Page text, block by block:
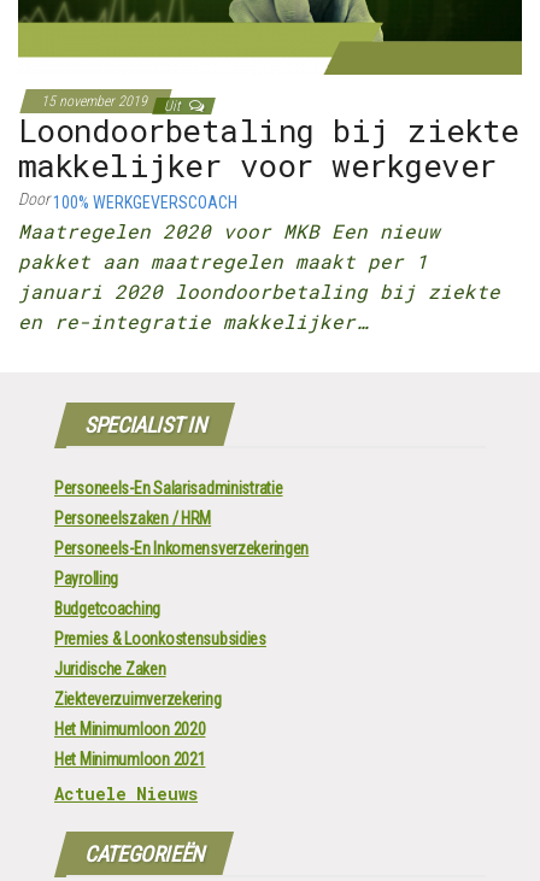
15 november 2019 Uit
Loondoorbetaling bij ziekte
makkelijker voor werkgever
Door100% WERKGEVERSCOACH
Maatregelen 2020 voor MKB Een nieuw
pakket aan maatregelen maakt per 1
januari 2020 loondoorbetaling bij ziekte
en re-integratie makkelijker…
SPECIALIST IN
Personeels-En Salarisadministratie
Personeelszaken / HRM
Personeels-En Inkomensverzekeringen
Payrolling
Budgetcoaching
Premies & Loonkostensubsidies
Juridische Zaken
Ziekteverzuimverzekering
Het Minimumloon 2020
Het Minimumloon 2021
Actuele Nieuws
CATEGORIEËN